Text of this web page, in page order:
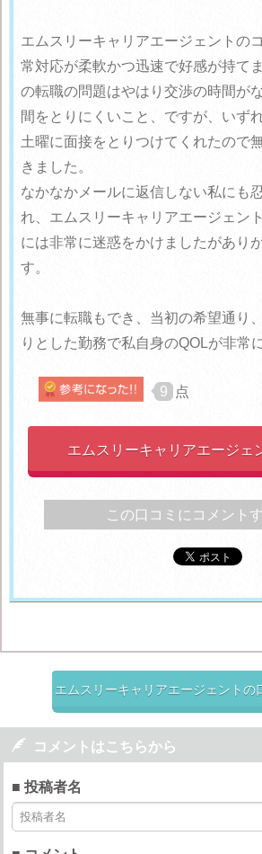
エムスリーキャリアエージェントの
常対応が柔軟かつ迅速で好感が持て
の転職の問題はやはり交渉の時間が
間をとりにくいこと、ですが、いず
土曜に面接をとりつけてくれたので
きました。
なかなかメールに返信しない私にも
れ、エムスリーキャリアエージェン
には非常に迷惑をかけましたがあり
す。
無事に転職もでき、当初の希望通り
りとした勤務で私自身のQOLが非常
9 点
エムスリーキャリアエージェ
この口コミにコメント
エムスリーキャリアエージェントの
 コメントはこちらから
■ 投稿者名